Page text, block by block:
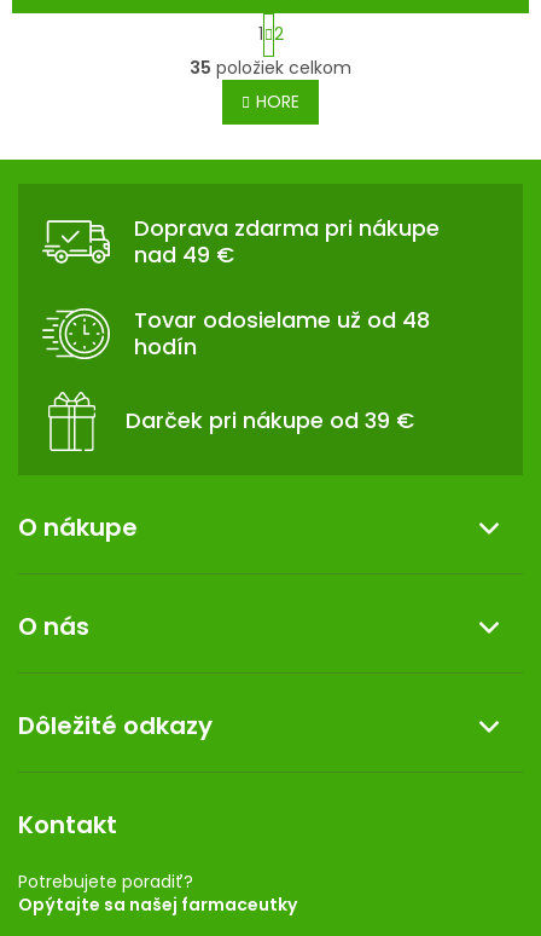
O
v
l
d
a
c
i
r
y
v
p
S
t
r
á
n
o
v
a
n
1 2
35 položiek celkom
HORE
Z
Doprava zdarma pri nákupe
nad 49 €
Tovar odosielame už od 48
hodín
Darček pri nákupe od 39 €
O nákupe
Reklamácia a vrátenie tovaru
Doprava a platba
Darček k nákupu
O nás
Kontakt
Dermocentrum
Dôležité odkazy
Rozhodnutie na prevádzku
Registrácia
Ponuka pre firmy
Kontakt
Potrebujete poradiť?
Opýtajte sa našej farmaceutky